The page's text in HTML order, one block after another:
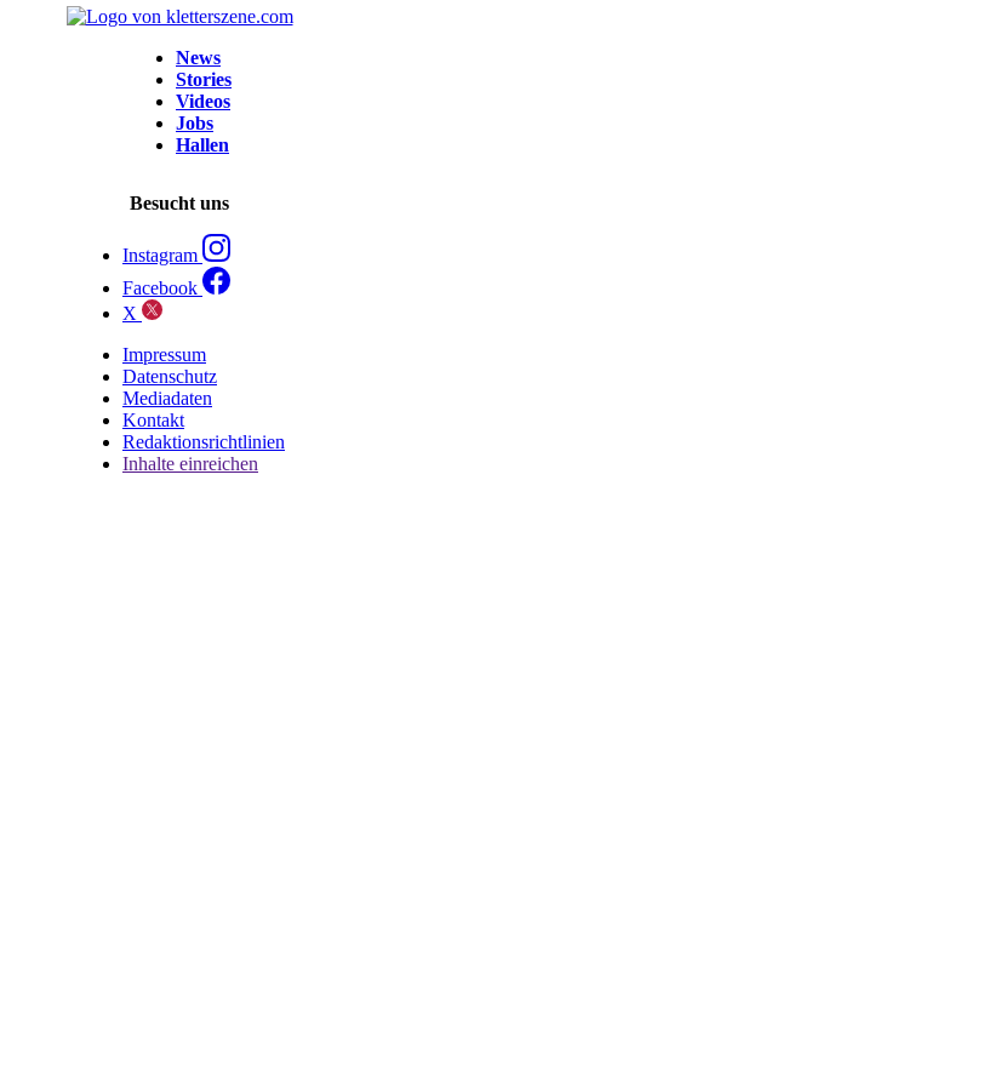
News
Stories
Videos
Jobs
Hallen
Besucht uns
Instagram
Facebook
X
Impressum
Datenschutz
Mediadaten
Kontakt
Redaktionsrichtlinien
Inhalte einreichen